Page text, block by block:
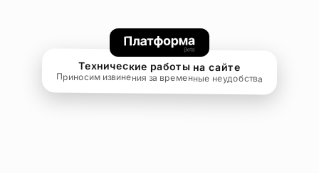
Технические работы на сайте
Приносим извинения за временные неудобства